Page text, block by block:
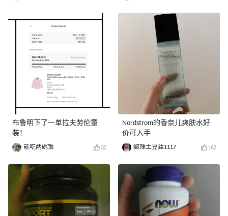
布鲁明下了一单拉夫劳伦童
装！
能吃两碗饭 32
Nordstrom的香奈儿爽肤水好
价可入手
酸辣土豆丝1117 162